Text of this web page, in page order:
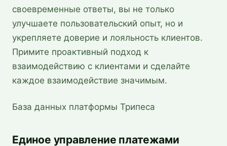
своевременные ответы, вы не только
улучшаете пользовательский опыт, но и
укрепляете доверие и лояльность клиентов.
Примите проактивный подход к
взаимодействию с клиентами и сделайте
каждое взаимодействие значимым.
База данных платформы Трипеса
Единое управление платежами